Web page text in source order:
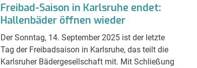
Freibad-Saison in Karlsruhe endet:
Hallenbäder öffnen wieder
Der Sonntag, 14. September 2025 ist der letzte
Tag der Freibadsaison in Karlsruhe, das teilt die
Karlsruher Bädergesellschaft mit. Mit Schließung